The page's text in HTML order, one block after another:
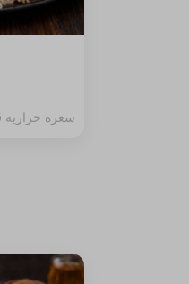
1655 سعرة حرارية